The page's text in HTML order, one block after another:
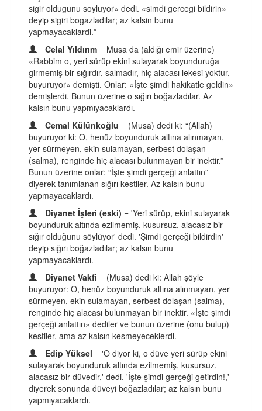
sigir oldugunu soyluyor» dedi. «simdi gercegi bildirin»
deyip sigiri bogazladilar; az kalsin bunu
yapmayacaklardi.*
Celal Yıldırım = Musa da (aldığı emir üzerine)
«Rabbim o, yeri sürüp ekini sulayarak boyunduruğa
girmemiş bir sığırdır, salmadır, hiç alacası lekesi yoktur,
buyuruyor» demişti. Onlar: «İşte şimdi hakikatle geldin»
demişlerdi. Bunun üzerine o sığırı boğazladılar. Az
kalsın bunu yapmıyacaklardı.
Cemal Külünkoğlu = (Musa) dedi ki: “(Allah)
buyuruyor ki: O, henüz boyunduruk altına alınmayan,
yer sürmeyen, ekin sulamayan, serbest dolaşan
(salma), renginde hiç alacası bulunmayan bir inektir.”
Bunun üzerine onlar: “İşte şimdi gerçeği anlattın”
diyerek tanımlanan sığırı kestiler. Az kalsın bunu
yapmayacaklardı.
Diyanet İşleri (eski) = 'Yeri sürüp, ekini sulayarak
boyunduruk altında ezilmemiş, kusursuz, alacasız bir
sığır olduğunu söylüyor' dedi. 'Şimdi gerçeği bildirdin'
deyip sığırı boğazladılar; az kalsın bunu
yapmayacaklardı.
Diyanet Vakfi = (Musa) dedi ki: Allah şöyle
buyuruyor: O, henüz boyunduruk altına alınmayan, yer
sürmeyen, ekin sulamayan, serbest dolaşan (salma),
renginde hiç alacası bulunmayan bir inektir. «İşte şimdi
gerçeği anlattın» dediler ve bunun üzerine (onu bulup)
kestiler, ama az kalsın kesmeyeceklerdi.
Edip Yüksel = 'O diyor ki, o düve yeri sürüp ekini
sulayarak boyunduruk altında ezilmemiş, kusursuz,
alacasız bir düvedir,' dedi. 'İşte şimdi gerçeği getirdin!,'
diyerek sonunda düveyi boğazladılar; az kalsın bunu
yapmıyacaklardı.